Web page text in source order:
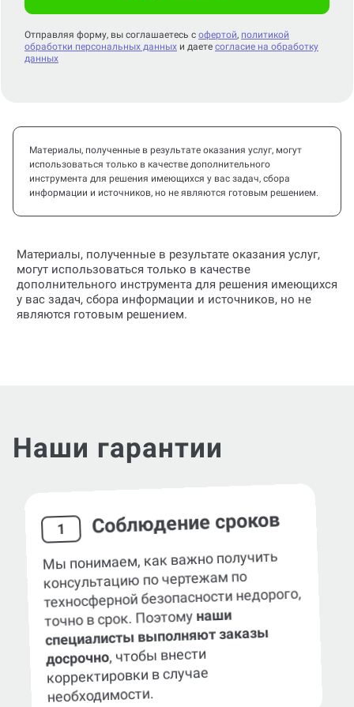
Отправляя форму, вы соглашаетесь с офертой, политикой
обработки персональных данных и даете согласие на обработку
данных
Материалы, полученные в результате оказания услуг, могут
использоваться только в качестве дополнительного
инструмента для решения имеющихся у вас задач, сбора
информации и источников, но не являются готовым решением.
Материалы, полученные в результате оказания услуг,
могут использоваться только в качестве
дополнительного инструмента для решения имеющихся
у вас задач, сбора информации и источников, но не
являются готовым решением.
Наши гарантии
1 Соблюдение сроков
Мы понимаем, как важно получить
консультацию по чертежам по
техносферной безопасности недорого,
точно в срок. Поэтому наши
специалисты выполняют заказы
досрочно, чтобы внести
корректировки в случае
необходимости.